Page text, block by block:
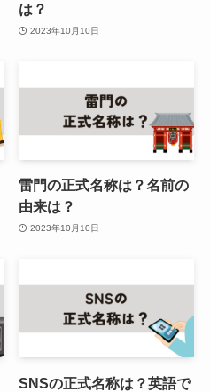
は？
2023年10月10日
雷門の正式名称は？名前の
由来は？
2023年10月10日
SNSの正式名称は？英語で